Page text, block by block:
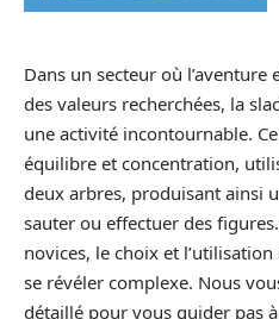
Dans un secteur où l’aventure
des valeurs recherchées, la
une activité incontournable.
équilibre et concentration,
deux arbres, produisant ainsi
sauter ou effectuer des
novices, le choix et
se révéler complexe. Nous
détaillé pour vous guider pas